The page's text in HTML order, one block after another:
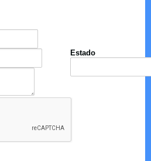
Estado